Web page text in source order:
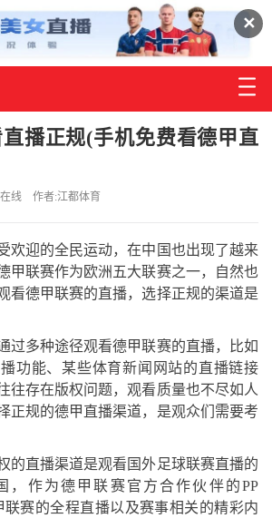
✕
播正规(手机免费看德甲直
线 作者:江都体育
欢迎的全民运动，在中国也出现了越来
甲联赛作为欧洲五大联赛之一，自然也
看德甲联赛的直播，选择正规的渠道是
过多种途径观看德甲联赛的直播，比如
功能、某些体育新闻网站的直播链接
往存在版权问题，观看质量也不尽如人
正规的德甲直播渠道，是观众们需要考
的直播渠道是观看国外足球联赛直播的
，作为德甲联赛官方合作伙伴的PP
联赛的全程直播以及赛事相关的精彩内